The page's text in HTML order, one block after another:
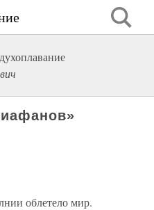
облетело мир.